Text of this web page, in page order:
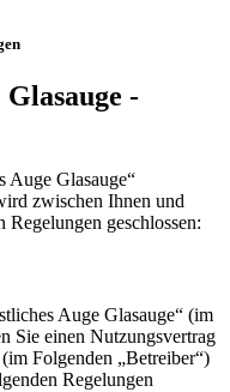
-
Auge Glasauge“
zwischen Ihnen und
geschlossen:
Auge Glasauge“ (im
Sie einen Nutzungsvertrag
Folgenden „Betreiber“)
Regelungen